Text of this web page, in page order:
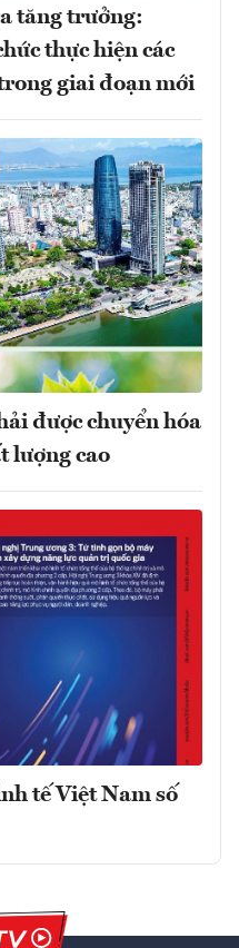
tăng trưởng:
thực hiện các
giai đoạn mới
được chuyển hóa
lượng cao
tế Việt Nam số